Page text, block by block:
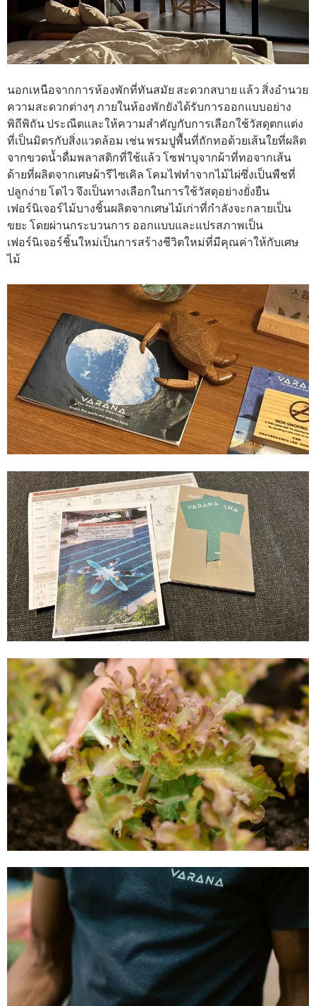
นอกเหนือจากการห้องพักที่ทันสมัย สะดวกสบาย แล้ว สิ่งอํานวย
ความสะดวกต่างๆ ภายในห้องพักยังได้รับการออกแบบอย่าง
พิถีพิถัน ประณีตและให้ความสำคัญกับการเลือกใช้วัสดุตกแต่ง
ที่เป็นมิตรกับสิ่งแวดล้อม เช่น พรมปูพื้นที่ถักทอด้วยเส้นใยที่ผลิต
จากขวดน้ำดื่มพลาสติกที่ใช้แล้ว โซฟาบุจากผ้าที่ทอจากเส้น
ด้ายที่ผลิตจากเศษผ้ารีไซเคิล โคมไฟทำจากไม้ไผ่ซึ่งเป็นพืชที่
ปลูกง่าย โตไว จึงเป็นทางเลือกในการใช้วัสดุอย่างยั่งยืน
เฟอร์นิเจอร์ไม้บางชิ้นผลิตจากเศษไม้เก่าที่กําลังจะกลายเป็น
ขยะ โดยผ่านกระบวนการ ออกแบบและแปรสภาพเป็น
เฟอร์นิเจอร์ชิ้นใหม่เป็นการสร้างชีวิตใหม่ที่มีคุณค่าให้กับเศษ
ไม้